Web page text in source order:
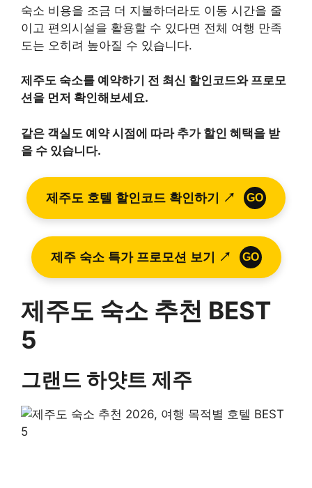
숙소 비용을 조금 더 지불하더라도 이동 시간을 줄
이고 편의시설을 활용할 수 있다면 전체 여행 만족
도는 오히려 높아질 수 있습니다.
제주도 숙소를 예약하기 전 최신 할인코드와 프로모
션을 먼저 확인해보세요.
같은 객실도 예약 시점에 따라 추가 할인 혜택을 받
을 수 있습니다.
제주도 호텔 할인코드 확인하기 ↗ GO
제주 숙소 특가 프로모션 보기 ↗ GO
제주도 숙소 추천 BEST
5
그랜드 하얏트 제주